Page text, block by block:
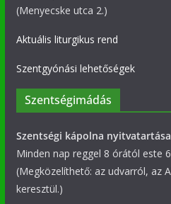
(Menyecske utca 2.)
Aktuális liturgikus rend
Szentgyónási lehetőségek
Szentségimádás
Szentségi kápolna
Minden nap reggel 8 órától este
(Megközelíthető: az udvarról, az
keresztül.)